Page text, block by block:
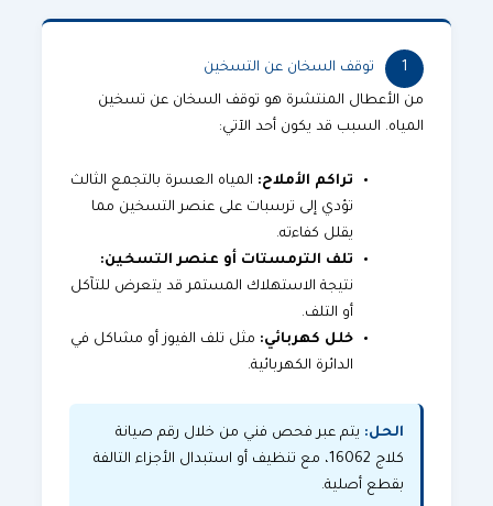
1 توقف السخان عن التسخين
من الأعطال المنتشرة هو توقف السخان عن تسخين
المياه. السبب قد يكون أحد الآتي:
تراكم الأملاح: المياه العسرة بالتجمع الثالث
تؤدي إلى ترسبات على عنصر التسخين مما
يقلل كفاءته.
تلف الترمستات أو عنصر التسخين:
نتيجة الاستهلاك المستمر قد يتعرض للتآكل
أو التلف.
خلل كهربائي: مثل تلف الفيوز أو مشاكل في
الدائرة الكهربائية.
الحل: يتم عبر فحص فني من خلال رقم صيانة
كلاج
16062، مع تنظيف أو استبدال الأجزاء التالفة
بقطع أصلية.